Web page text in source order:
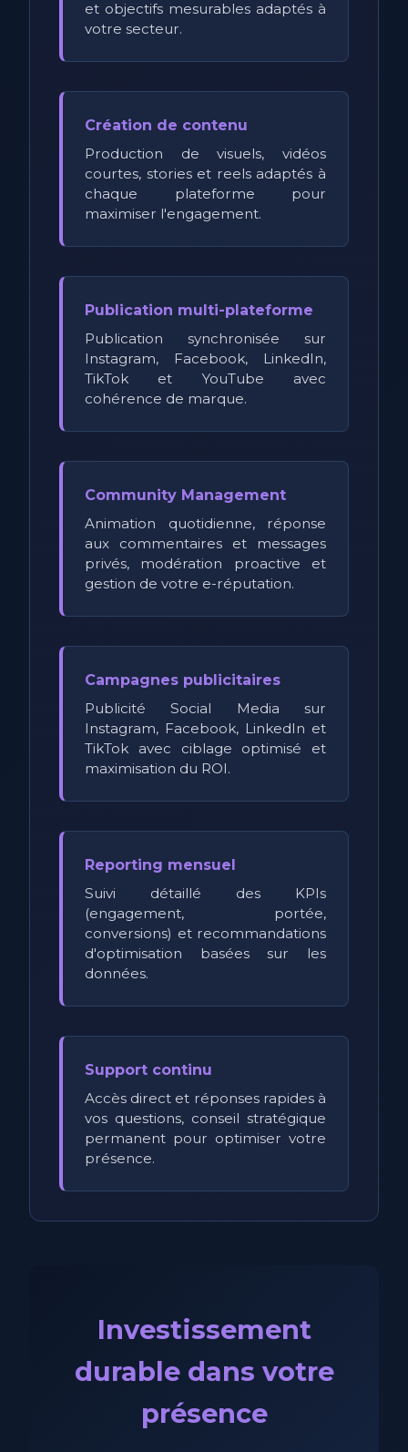
et objectifs mesurables adaptés à
votre secteur.
Création de contenu
Production de visuels, vidéos
courtes, stories et reels adaptés à
chaque plateforme pour
maximiser l'engagement.
Publication multi-plateforme
Publication synchronisée sur
Instagram, Facebook, LinkedIn,
TikTok et YouTube avec
cohérence de marque.
Community Management
Animation quotidienne, réponse
aux commentaires et messages
privés, modération proactive et
gestion de votre e-réputation.
Campagnes publicitaires
Publicité Social Media sur
Instagram, Facebook, LinkedIn et
TikTok avec ciblage optimisé et
maximisation du ROI.
Reporting mensuel
Suivi détaillé des KPIs
(engagement, portée,
conversions) et recommandations
d'optimisation basées sur les
données.
Support continu
Accès direct et réponses rapides à
vos questions, conseil stratégique
permanent pour optimiser votre
présence.
Investissement
durable dans votre
présence